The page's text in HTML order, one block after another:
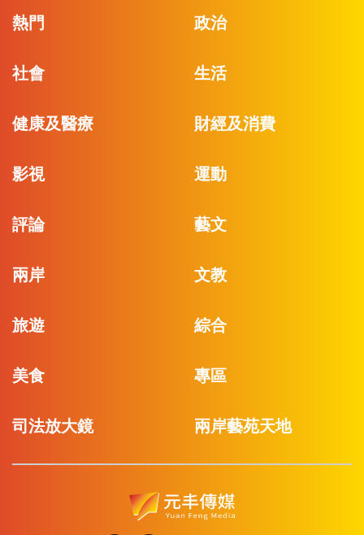
熱門 政治
社會 生活
健康及醫療 財經及消費
影視 運動
評論 藝文
兩岸 文教
旅遊 綜合
美食 專區
司法放大鏡 兩岸藝苑天地